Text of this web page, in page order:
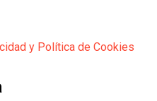
y Política de Cookies